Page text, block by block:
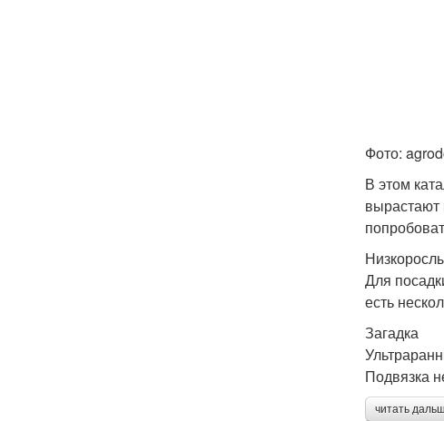
Фото:
В этом
вырастают
Для
есть
Загадка
Подвязка
читать